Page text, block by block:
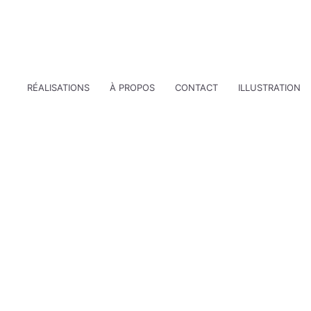
RÉALISATIONS À PROPOS CONTACT ILLUSTRATION